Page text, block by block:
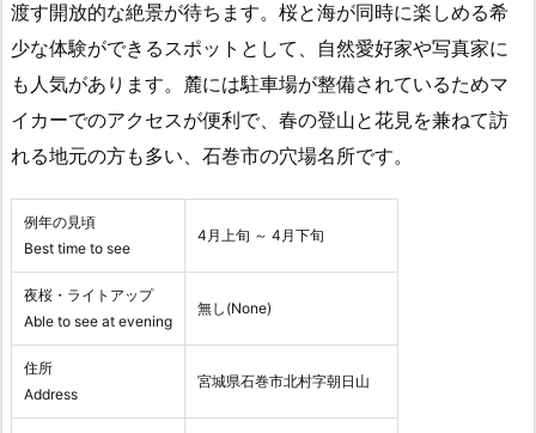
渡す開放的な絶景が待ちます。桜と海が同時に楽しめる希
少な体験ができるスポットとして、自然愛好家や写真家に
も人気があります。麓には駐車場が整備されているためマ
イカーでのアクセスが便利で、春の登山と花見を兼ねて訪
れる地元の方も多い、石巻市の穴場名所です。
例年の見頃
Best time to see
4月上旬 ～ 4月下旬
夜桜・ライトアップ
Able to see at evening
無し(None)
住所
Address
宮城県石巻市北村字朝日山